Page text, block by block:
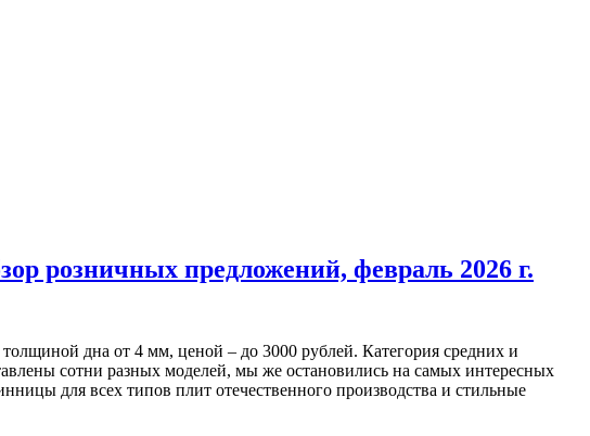
розничных предложений, февраль 2026 г.
дна от 4 мм, ценой – до 3000 рублей. Категория средних и
сотни разных моделей, мы же остановились на самых интересных
для всех типов плит отечественного производства и стильные